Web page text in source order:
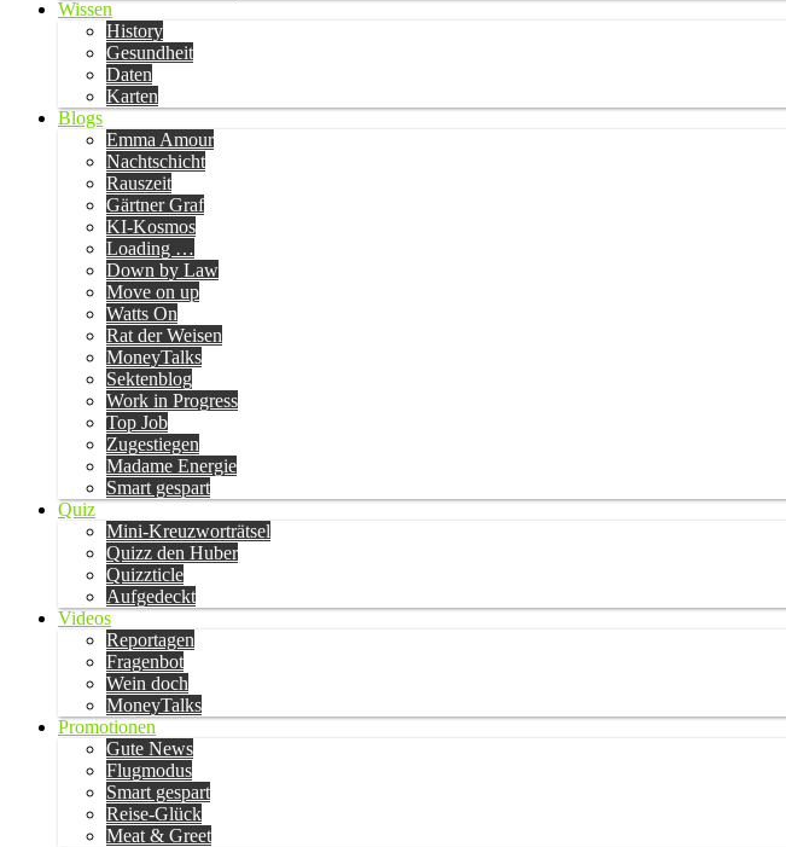
Wissen
History
Gesundheit
Daten
Karten
Blogs
Emma Amour
Nachtschicht
Rauszeit
Gärtner Graf
KI-Kosmos
Loading …
Down by Law
Move on up
Watts On
Rat der Weisen
MoneyTalks
Sektenblog
Work in Progress
Top Job
Zugestiegen
Madame Energie
Smart gespart
Quiz
Mini-Kreuzworträtsel
Quizz den Huber
Quizzticle
Aufgedeckt
Videos
Reportagen
Fragenbot
Wein doch
MoneyTalks
Promotionen
Gute News
Flugmodus
Smart gespart
Reise-Glück
Meat & Greet